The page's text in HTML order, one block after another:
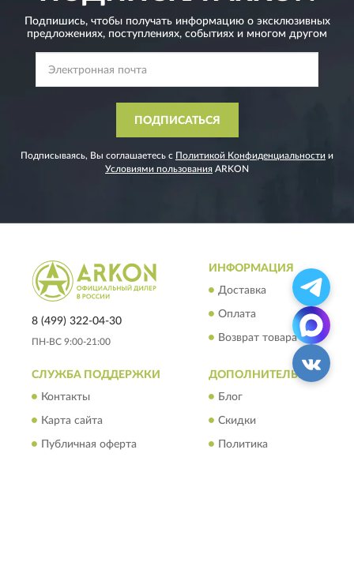
Подпишись, чтобы получать информацию о эксклюзивных
предложениях, поступлениях, событиях и многом другом
ПОДПИСАТЬСЯ
Подписываясь, Вы соглашаетесь с Политикой Конфиденциальности и
Условиями пользования ARKON
8 (499) 322-04-30
ПН-ВС 9:00-21:00
ИНФОРМАЦИЯ
Доставка
Оплата
Возврат товара
СЛУЖБА ПОДДЕРЖКИ
Контакты
Карта сайта
Публичная оферта
ДОПОЛНИТЕЛЬНО
Блог
Скидки
Политика